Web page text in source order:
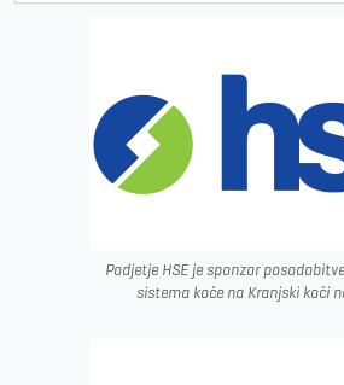
Podjetje HSE je sponzor
sistema koče na Kranjski koči